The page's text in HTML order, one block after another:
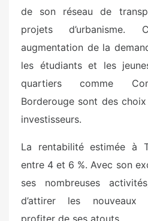
de son réseau de
projets d’urbanisme.
augmentation de la
les étudiants et les
quartiers comme
Borderouge sont des
investisseurs.
La rentabilité estimée à
entre 4 et 6 %. Avec son
ses nombreuses
d’attirer les nouveaux